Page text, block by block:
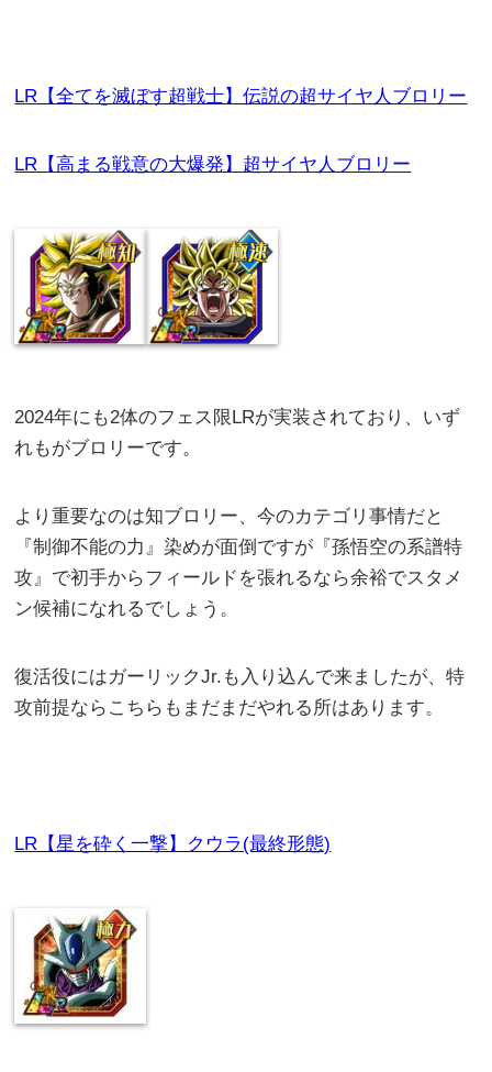
LR【全てを滅ぼす超戦士】伝説の超サイヤ人ブロリー
LR【高まる戦意の大爆発】超サイヤ人ブロリー
2024年にも2体のフェス限LRが実装されており、いず
れもがブロリーです。
より重要なのは知ブロリー、今のカテゴリ事情だと
『制御不能の力』染めが面倒ですが『孫悟空の系譜特
攻』で初手からフィールドを張れるなら余裕でスタメ
ン候補になれるでしょう。
復活役にはガーリックJr.も入り込んで来ましたが、特
攻前提ならこちらもまだまだやれる所はあります。
LR【星を砕く一撃】クウラ(最終形態)